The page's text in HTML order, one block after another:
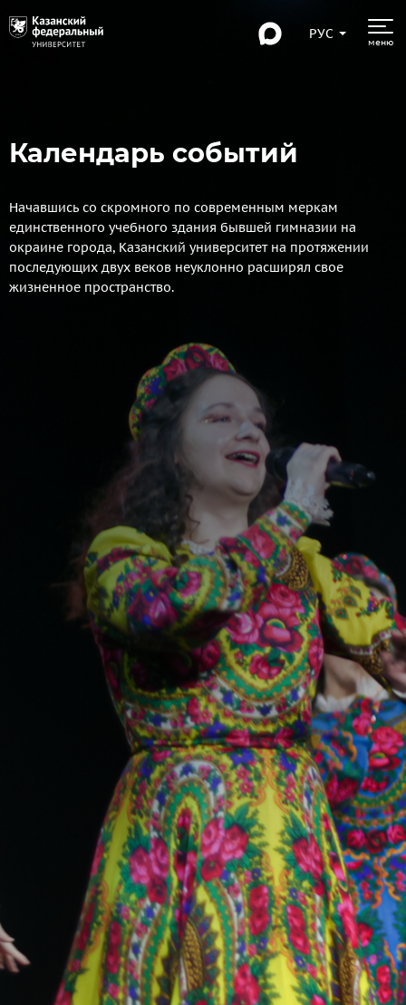
РУС
меню
Календарь событий
Начавшись со скромного по современным меркам
единственного учебного здания бывшей гимназии на
окраине города, Казанский университет на протяжении
последующих двух веков неуклонно расширял свое
жизненное пространство.